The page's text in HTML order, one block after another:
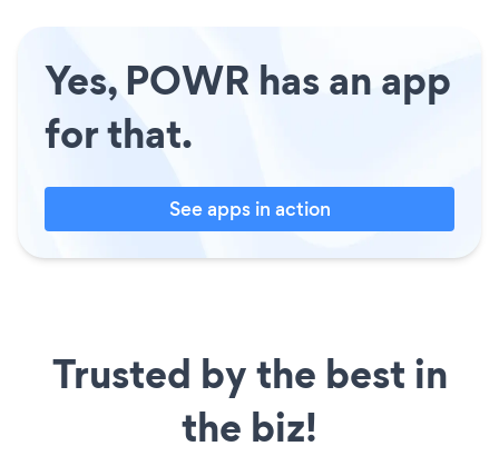
Yes, POWR has an app
for that.
See apps in action
Trusted by the best in
the biz!